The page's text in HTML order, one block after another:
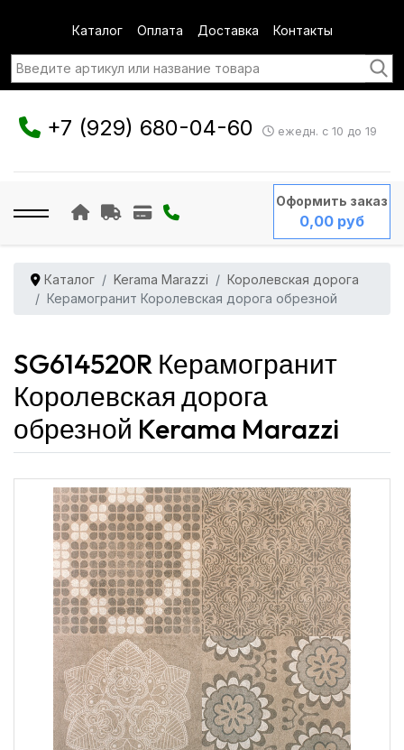
Каталог Оплата Доставка Контакты
+7 (929) 680-04-60 ежедн. с 10 до 19
Оформить заказ
0,00 руб
Каталог Kerama Marazzi
Королевская дорога
Керамогранит Королевская дорога обрезной
SG614520R Керамогранит
Королевская дорога
обрезной Kerama Marazzi